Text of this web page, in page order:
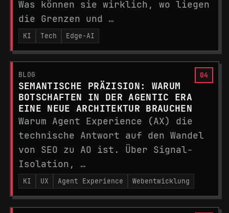
Was können sie wirklich, wo liegen
die Grenzen und …
KI Tech Edge-AI
BLOG
SEMANTISCHE PRÄZISION: WARUM
BOTSCHAFTEN IN DER AGENTIC ERA
EINE NEUE ARCHITEKTUR BRAUCHEN
Warum Agent Experience (AX) die
technische Antwort auf den Wandel
von SEO zu AO ist. Über Signal-
Isolation, …
KI UX Agent Experience Webentwicklung